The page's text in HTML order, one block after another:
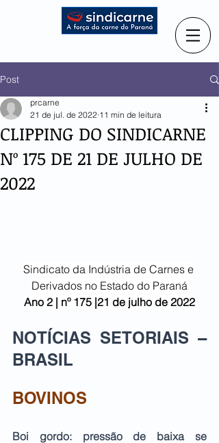
Post
CLIPPING DO SINDICARNE
Nº 175 DE 21 DE JULHO DE
2022
prcarne
21 de jul. de 2022 11 min de leitura
Sindicato da Indústria de Carnes e
Derivados no Estado do Paraná
Ano 2 | nº 175 |21 de julho de 2022
NOTÍCIAS SETORIAIS –
BRASIL
BOVINOS
Boi gordo: pressão de baixa se